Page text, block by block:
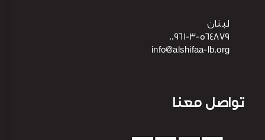
لبنان
00961-3-564879
info@alshifaa-lb.org
تواصل معنا